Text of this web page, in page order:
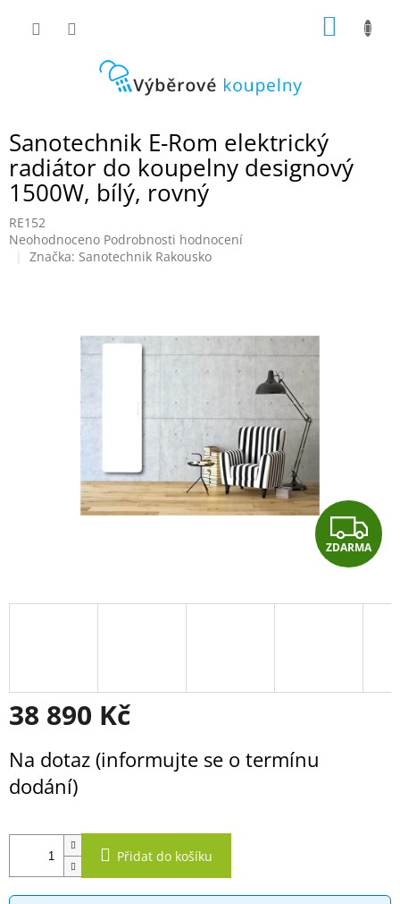
Sanotechnik E-Rom elektrický
radiátor do koupelny designový
1500W, bílý, rovný
RE152
Průměrné
hodnocení
Neohodnoceno Podrobnosti hodnocení
Značka: Sanotechnik Rakousko
Z
D
A
ZDARMA
38 890 Kč
cena:
Na dotaz (informujte se o termínu
dodání)
Přidat do košíku